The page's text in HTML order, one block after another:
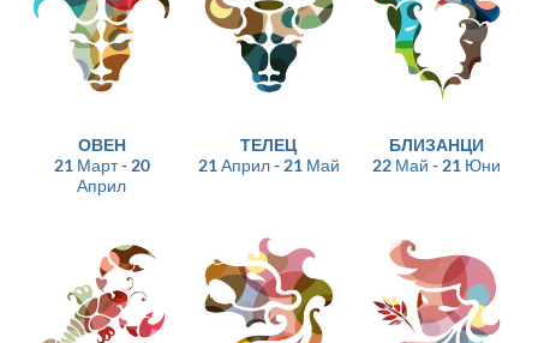
ОВЕН
21 Март - 20
Април
ТЕЛЕЦ
21 Април - 21 Май
БЛИЗАНЦИ
22 Май - 21 Юни